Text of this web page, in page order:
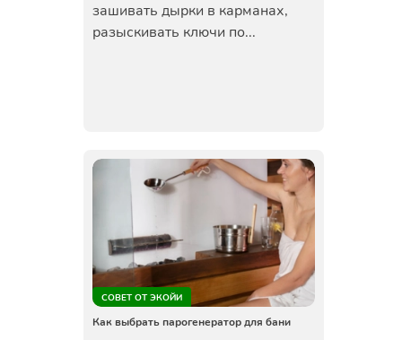
зашивать дырки в карманах,
разыскивать ключи по...
СОВЕТ ОТ ЭКОЙИ
Как выбрать парогенератор для бани